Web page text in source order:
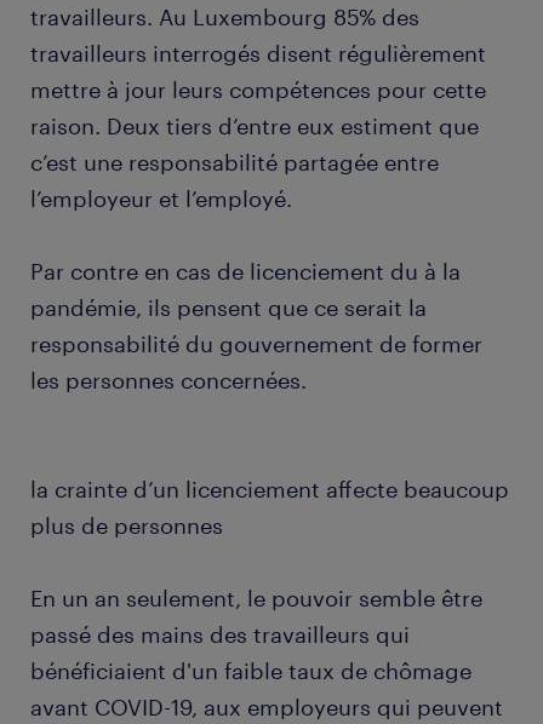
travailleurs. Au Luxembourg 85% des
travailleurs interrogés disent régulièrement
mettre à jour leurs compétences pour cette
raison. Deux tiers d’entre eux estiment que
c’est une responsabilité partagée entre
l’employeur et l’employé.
Par contre en cas de licenciement du à la
pandémie, ils pensent que ce serait la
responsabilité du gouvernement de former
les personnes concernées.
la crainte d’un licenciement affecte beaucoup
plus de personnes
En un an seulement, le pouvoir semble être
passé des mains des travailleurs qui
bénéficiaient d'un faible taux de chômage
avant COVID-19, aux employeurs qui peuvent